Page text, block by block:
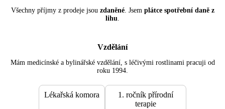
Všechny příjmy z prodeje jsou zdaněné. Jsem plátce spotřební daně z
lihu.
Vzdělání
Mám medicínské a bylinářské vzdělání, s léčivými rostlinami pracuji od
roku 1994.
Lékařská komora
1. ročník přírodní
terapie